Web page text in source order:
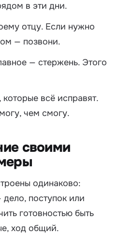
в эти дни.
отцу. Если нужно
— позвони.
— стержень. Этого
всё исправят.
чем смогу.
своими
одинаково:
дело, поступок или
готовностью быть
ход общий.